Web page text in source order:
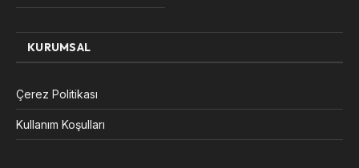
KURUMSAL
Çerez Politikası
Kullanım Koşulları